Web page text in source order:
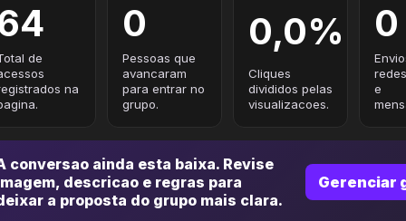
de
na
0
Pessoas que
avancaram
para entrar no
grupo.
0,0%
Cliques
divididos pelas
visualizacoes.
0
e
conversao ainda esta baixa. Revise
descricao e regras para
a proposta do grupo mais clara.
Gerenciar